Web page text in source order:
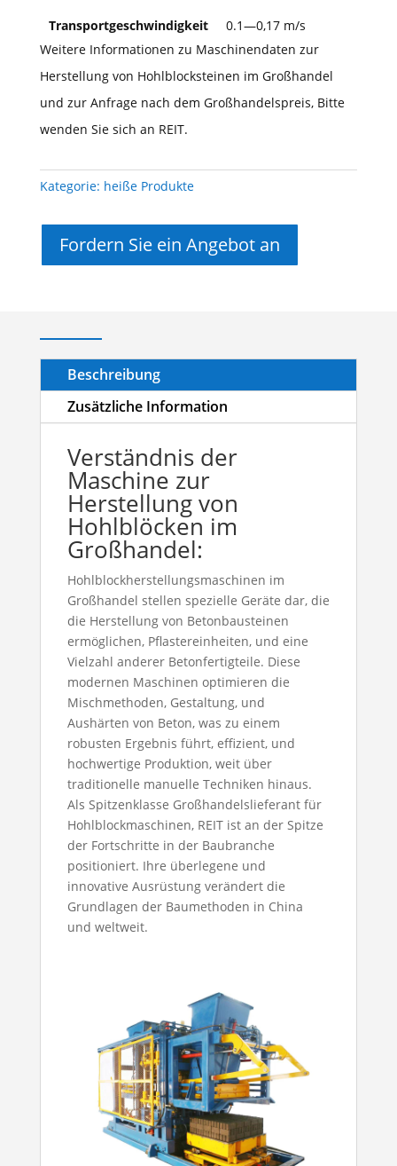
Transportgeschwindigkeit
0.1—0,17 m/s
Weitere Informationen zu Maschinendaten zur
Herstellung von Hohlblocksteinen im Großhandel
und zur Anfrage nach dem Großhandelspreis, Bitte
wenden Sie sich an REIT.
Kategorie: heiße Produkte
Fordern Sie ein Angebot an
Beschreibung
Zusätzliche Information
Verständnis der
Maschine zur
Herstellung von
Hohlblöcken im
Großhandel:
Hohlblockherstellungsmaschinen im
Großhandel stellen spezielle Geräte dar, die
die Herstellung von Betonbausteinen
ermöglichen, Pflastereinheiten, und eine
Vielzahl anderer Betonfertigteile. Diese
modernen Maschinen optimieren die
Mischmethoden, Gestaltung, und
Aushärten von Beton, was zu einem
robusten Ergebnis führt, effizient, und
hochwertige Produktion, weit über
traditionelle manuelle Techniken hinaus.
Als Spitzenklasse Großhandelslieferant für
Hohlblockmaschinen, REIT ist an der Spitze
der Fortschritte in der Baubranche
positioniert. Ihre überlegene und
innovative Ausrüstung verändert die
Grundlagen der Baumethoden in China
und weltweit.